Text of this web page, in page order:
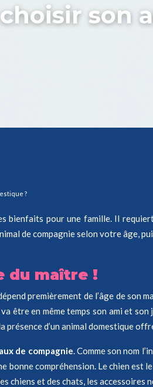
son
?
bienfaits pour une famille. Il
de compagnie selon votre âge,
du maître !
premièrement de l’âge de
être en même temps son ami et
présence d’un animal domestique
de compagnie. Comme son nom
bonne compréhension. Le chien
chiens et des chats, les